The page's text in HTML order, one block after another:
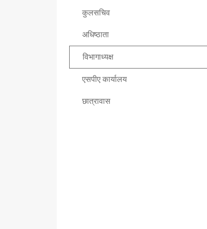
कुलसचिव
अधिष्ठाता
विभागाध्यक्ष
एसपीए कार्यालय
छात्रावास